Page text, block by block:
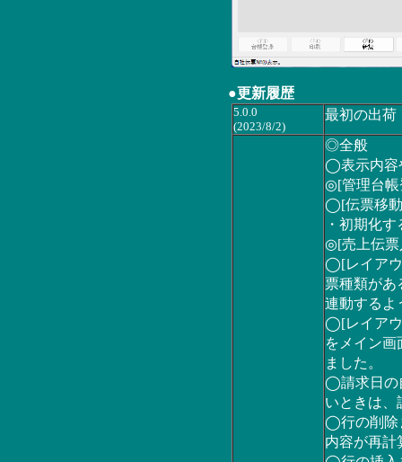
●更新履歴
5.0.0
(2023/8/2)
最初の出荷
◎全般
◯表示内容
◎[管理台帳
◯[伝票移
・初期化
◎[売上伝票
◯[レイアウ
票種類があ
連動するよ
◯[レイアウ
をメイン
ました。
◯請求日の
いときは、
◯行の削除
内容が再計